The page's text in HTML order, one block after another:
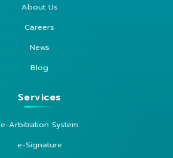
About Us
Careers
News
Blog
Services
e-Arbitration System
e-Signature